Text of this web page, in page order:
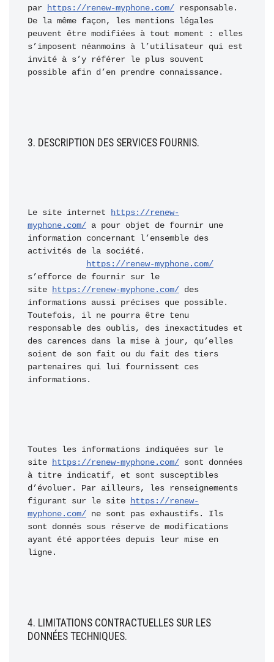
par https://renew-myphone.com/ responsable.
De la même façon, les mentions légales
peuvent être modifiées à tout moment : elles
s’imposent néanmoins à l’utilisateur qui est
invité à s’y référer le plus souvent
possible afin d’en prendre connaissance.
3. DESCRIPTION DES SERVICES FOURNIS.
Le site internet https://renew-
myphone.com/ a pour objet de fournir une
information concernant l’ensemble des
activités de la société.
https://renew-myphone.com/
s’efforce de fournir sur le
site https://renew-myphone.com/ des
informations aussi précises que possible.
Toutefois, il ne pourra être tenu
responsable des oublis, des inexactitudes et
des carences dans la mise à jour, qu’elles
soient de son fait ou du fait des tiers
partenaires qui lui fournissent ces
informations.
Toutes les informations indiquées sur le
site https://renew-myphone.com/ sont données
à titre indicatif, et sont susceptibles
d’évoluer. Par ailleurs, les renseignements
figurant sur le site https://renew-
myphone.com/ ne sont pas exhaustifs. Ils
sont donnés sous réserve de modifications
ayant été apportées depuis leur mise en
ligne.
4. LIMITATIONS CONTRACTUELLES SUR LES
DONNÉES TECHNIQUES.